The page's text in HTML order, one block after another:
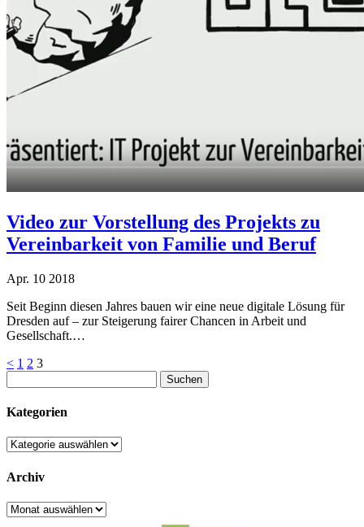
Video zur Vorstellung des Projekts zu
Vereinbarkeit von Familie und Beruf
Apr. 10 2018
Seit Beginn diesen Jahres bauen wir eine neue digitale Lösung für
Dresden auf – zur Steigerung fairer Chancen in Arbeit und
Gesellschaft.…
Seitennummerierung
der
Beiträge
< 1 2 3
nach:
Kategorien
Kategorien
Archiv
Archiv